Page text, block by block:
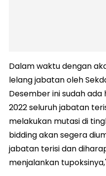
Dalam waktu dengan
lelang jabatan oleh
Desember ini sudah ada
2022 seluruh jabatan
melakukan mutasi di
bidding akan segera
jabatan terisi dan
menjalankan